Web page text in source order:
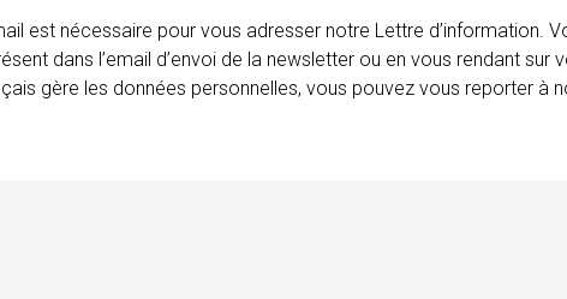
est nécessaire pour vous adresser notre Lettre d’information.
dans l’email d’envoi de la newsletter ou en vous rendant
gère les données personnelles, vous pouvez vous reporter à